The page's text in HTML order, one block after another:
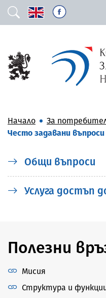
Начало
За
Често задавани въпроси
Общи въпроси
Услуга достъп
Полезни
Мисия
Структура и